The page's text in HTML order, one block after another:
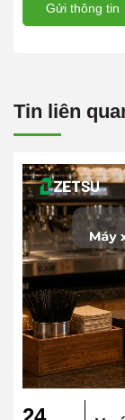
Gửi thông tin
Tin liên